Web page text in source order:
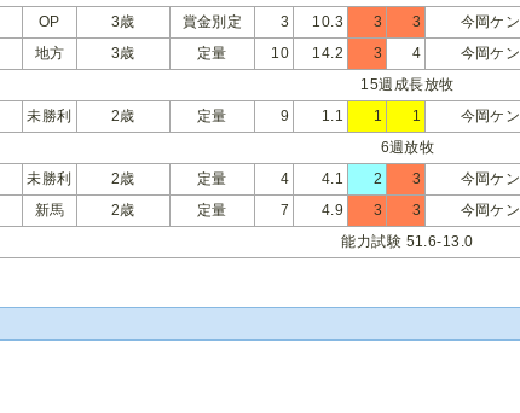
OP 3歳 賞金別定 3 10.3 3 3 今岡ケン
地方 3歳 定量 10 14.2 3 4 今岡ケン
15週成長放牧
未勝利 2歳 定量 9 1.1 1 1 今岡ケン
6週放牧
未勝利 2歳 定量 4 4.1 2 3 今岡ケン
新馬 2歳 定量 7 4.9 3 3 今岡ケン
能力試験 51.6-13.0